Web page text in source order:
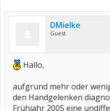
DMielke
Guest
Hallo,
aufgrund mehr oder
den Handgelenken
Frühjahr 2005 eine